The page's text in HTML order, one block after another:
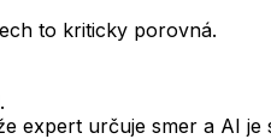
to kriticky porovná.
expert určuje smer a AI